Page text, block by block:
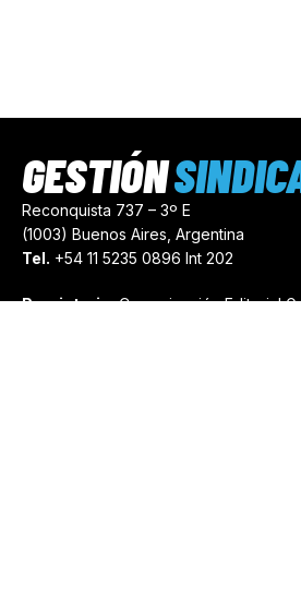
Reconquista 737 – 3º E
(1003) Buenos Aires, Argentina
Tel. +54 11 5235 0896 Int 202
Propietario:Comunicación Editorial
GESTIÓN